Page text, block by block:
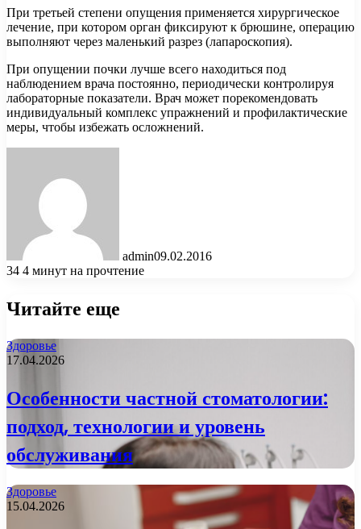
При третьей степени опущения применяется хирургическое
лечение, при котором орган фиксируют к брюшине, операцию
выполняют через маленький разрез (лапароскопия).
При опущении почки лучше всего находиться под
наблюдением врача постоянно, периодически контролируя
лабораторные показатели. Врач может порекомендовать
индивидуальный комплекс упражнений и профилактические
меры, чтобы избежать осложнений.
admin09.02.2016
34 4 минут на прочтение
Читайте еще
Здоровье
17.04.2026
Особенности частной стоматологии:
подход, технологии и уровень
обслуживания
Здоровье
15.04.2026